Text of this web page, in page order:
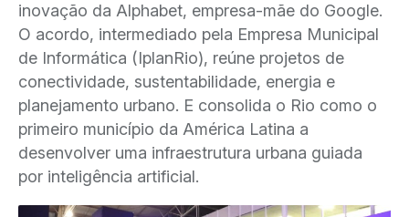
inovação da Alphabet, empresa-mãe do Google.
O acordo, intermediado pela Empresa Municipal
de Informática (IplanRio), reúne projetos de
conectividade, sustentabilidade, energia e
planejamento urbano. E consolida o Rio como o
primeiro município da América Latina a
desenvolver uma infraestrutura urbana guiada
por inteligência artificial.